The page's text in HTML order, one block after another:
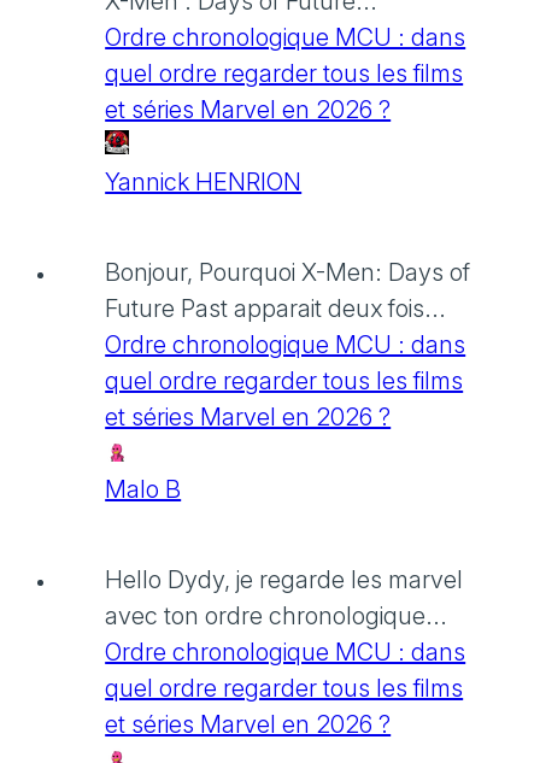
Ordre chronologique MCU : dans
quel ordre regarder tous les films
et séries Marvel en 2026 ?
Yannick HENRION
Bonjour, Pourquoi X-Men: Days of
Future Past apparait deux fois...
Ordre chronologique MCU : dans
quel ordre regarder tous les films
et séries Marvel en 2026 ?
Malo B
Hello Dydy, je regarde les marvel
avec ton ordre chronologique...
Ordre chronologique MCU : dans
quel ordre regarder tous les films
et séries Marvel en 2026 ?